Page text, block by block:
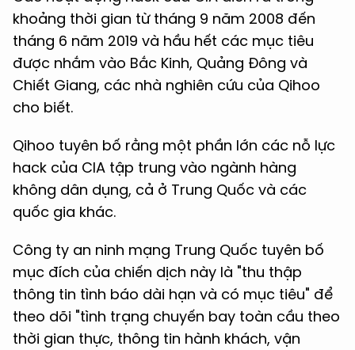
khoảng thời gian từ tháng 9 năm 2008 đến
tháng 6 năm 2019 và hầu hết các mục tiêu
được nhắm vào Bắc Kinh, Quảng Đông và
Chiết Giang, các nhà nghiên cứu của Qihoo
cho biết.
Qihoo tuyên bố rằng một phần lớn các nỗ lực
hack của CIA tập trung vào ngành hàng
không dân dụng, cả ở Trung Quốc và các
quốc gia khác.
Công ty an ninh mạng Trung Quốc tuyên bố
mục đích của chiến dịch này là "thu thập
thông tin tình báo dài hạn và có mục tiêu" để
theo dõi "tình trạng chuyến bay toàn cầu theo
thời gian thực, thông tin hành khách, vận